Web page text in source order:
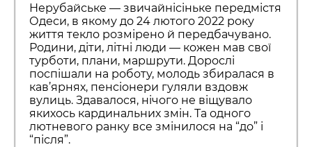
Нерубайське — звичайнісіньке передмістя
Одеси, в якому до 24 лютого 2022 року
життя текло розмірено й передбачувано.
Родини, діти, літні люди — кожен мав свої
турботи, плани, маршрути. Дорослі
поспішали на роботу, молодь збиралася в
кав’ярнях, пенсіонери гуляли вздовж
вулиць. Здавалося, нічого не віщувало
якихось кардинальних змін. Та одного
лютневого ранку все змінилося на “до” і
“після”.